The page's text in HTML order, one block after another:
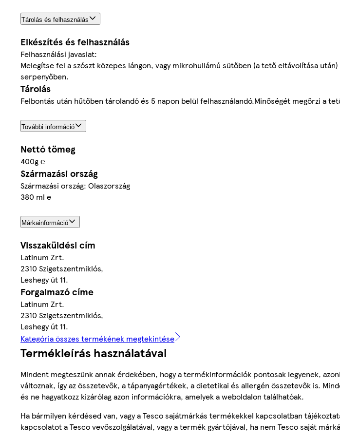
Tárolás és felhasználás
Elkészítés és felhasználás
Felhasználási javaslat:
Melegítse fel a szószt közepes lángon, vagy mikrohullámú sütőben (a tető eltávolítása
serpenyőben.
Tárolás
Felbontás után hűtőben tárolandó és 5 napon belül felhasználandó.Minőségét megőrzi a
További információ
Nettó tömeg
400g ℮
Származási ország
Származási ország: Olaszország
380 ml e
Márkainformáció
Visszaküldési cím
Latinum Zrt.
2310 Szigetszentmiklós,
Leshegy út 11.
Forgalmazó címe
Latinum Zrt.
2310 Szigetszentmiklós,
Leshegy út 11.
Kategória összes termékének megtekintése
Termékleírás használatával
Mindent megteszünk annak érdekében, hogy a termékinformációk pontosak legyenek,
változnak, így az összetevők, a tápanyagértékek, a dietetikai és allergén összetevők is.
és ne hagyatkozz kizárólag azon információkra, amelyek a weboldalon találhatóak.
Ha bármilyen kérdésed van, vagy a Tesco sajátmárkás termékekkel kapcsolatban
kapcsolatot a Tesco vevőszolgálatával, vagy a termék gyártójával, ha nem Tesco saját